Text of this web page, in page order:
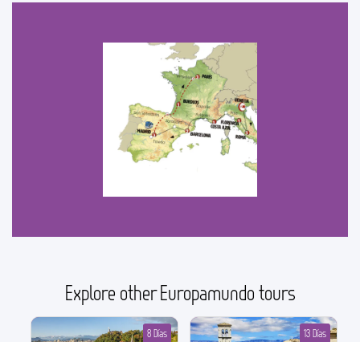
Explore other Europamundo tours
8 Días 13 Días